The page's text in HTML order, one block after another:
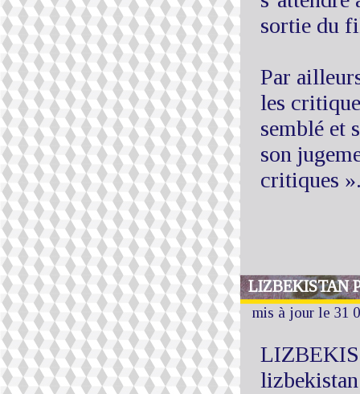
sortie du
Par
les
semblé et
son
critiques
LIZBEKISTAN
mis à jour le 31